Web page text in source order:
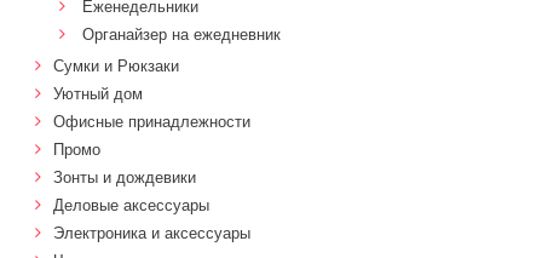
Еженедельники
Органайзер на ежедневник
Сумки и Рюкзаки
Уютный дом
Офисные принадлежности
Промо
Зонты и дождевики
Деловые аксессуары
Электроника и аксессуары